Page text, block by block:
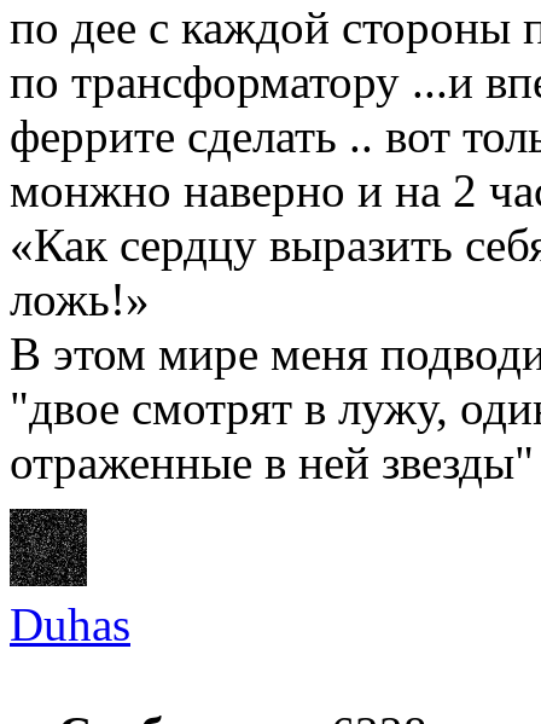
по дее с каждой стороны
по трансформатору ...и
феррите сделать .. вот
монжно наверно и на 2
«Как сердцу выразить
ложь!»
В этом мире меня
"двое смотрят в лужу,
отраженные в ней звезды"
Duhas